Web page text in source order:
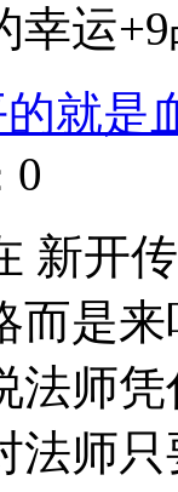
幸运
就是
0
新开
而是
法师
法师只